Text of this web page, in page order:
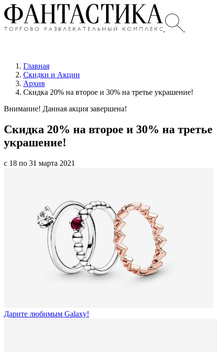
Главная
Скидки и Акции
Архив
Скидка 20% на второе и 30% на третье украшение!
Внимание! Данная акция завершена!
Скидка 20% на второе и 30% на третье
украшение!
с 18 по 31 марта 2021
Дарите любимым Galaxy!